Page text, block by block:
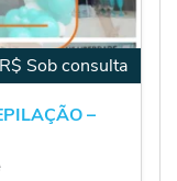
R$ Sob consulta
–